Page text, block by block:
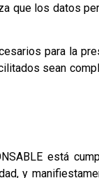
que los datos
para la
sean
está
y